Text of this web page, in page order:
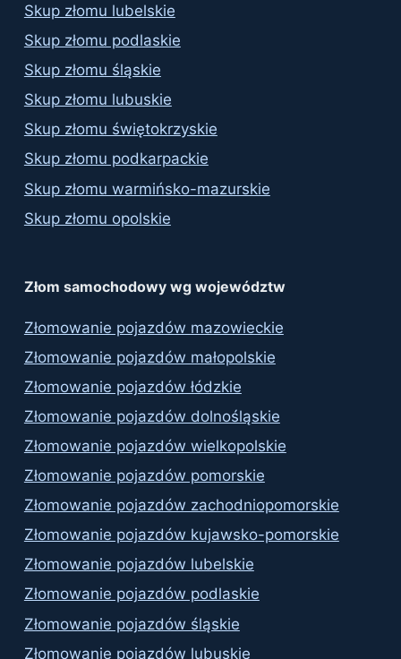
Skup złomu lubelskie
Skup złomu podlaskie
Skup złomu śląskie
Skup złomu lubuskie
Skup złomu świętokrzyskie
Skup złomu podkarpackie
Skup złomu warmińsko-mazurskie
Skup złomu opolskie
Złom samochodowy wg województw
Złomowanie pojazdów mazowieckie
Złomowanie pojazdów małopolskie
Złomowanie pojazdów łódzkie
Złomowanie pojazdów dolnośląskie
Złomowanie pojazdów wielkopolskie
Złomowanie pojazdów pomorskie
Złomowanie pojazdów zachodniopomorskie
Złomowanie pojazdów kujawsko-pomorskie
Złomowanie pojazdów lubelskie
Złomowanie pojazdów podlaskie
Złomowanie pojazdów śląskie
Złomowanie pojazdów lubuskie